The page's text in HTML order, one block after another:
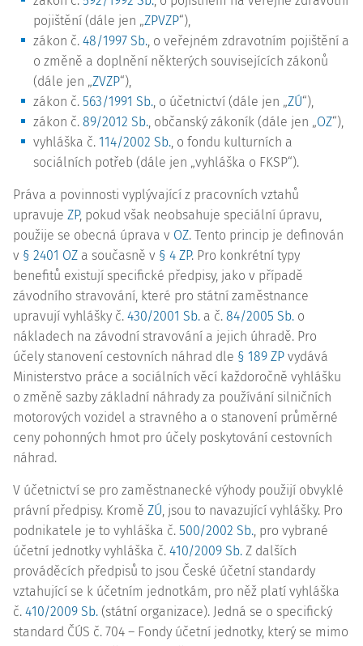
pojištění (dále jen „ZPVZP“),
zákon č. 48/1997 Sb., o veřejném zdravotním pojištění a
o změně a doplnění některých souvisejících zákonů
(dále jen „ZVZP“),
zákon č. 563/1991 Sb., o účetnictví (dále jen „ZÚ“),
zákon č. 89/2012 Sb., občanský zákoník (dále jen „OZ“),
vyhláška č. 114/2002 Sb., o fondu kulturních a
sociálních potřeb (dále jen „vyhláška o FKSP“).
Práva a povinnosti vyplývající z pracovních vztahů
upravuje ZP, pokud však neobsahuje speciální úpravu,
použije se obecná úprava v OZ. Tento princip je definován
v § 2401 OZ a současně v § 4 ZP. Pro konkrétní typy
benefitů existují specifické předpisy, jako v případě
závodního stravování, které pro státní zaměstnance
upravují vyhlášky č. 430/2001 Sb. a č. 84/2005 Sb. o
nákladech na závodní stravování a jejich úhradě. Pro
účely stanovení cestovních náhrad dle § 189 ZP vydává
Ministerstvo práce a sociálních věcí každoročně vyhlášku
o změně sazby základní náhrady za používání silničních
motorových vozidel a stravného a o stanovení průměrné
ceny pohonných hmot pro účely poskytování cestovních
náhrad.
V účetnictví se pro zaměstnanecké výhody použijí obvyklé
právní předpisy. Kromě ZÚ, jsou to navazující vyhlášky. Pro
podnikatele je to vyhláška č. 500/2002 Sb., pro vybrané
účetní jednotky vyhláška č. 410/2009 Sb. Z dalších
prováděcích předpisů to jsou České účetní standardy
vztahující se k účetním jednotkám, pro něž platí vyhláška
č. 410/2009 Sb. (státní organizace). Jedná se o specifický
standard ČÚS č. 704 – Fondy účetní jednotky, který se mimo